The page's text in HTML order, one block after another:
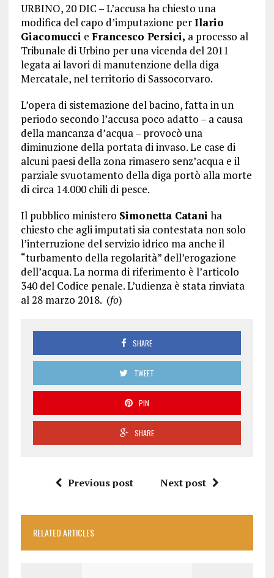
URBINO, 20 DIC – L’accusa ha chiesto una
modifica del capo d’imputazione perIlario
Giacomucci e Francesco Persici, a processo al
Tribunale di Urbino per una vicenda del 2011
legata ai lavori di manutenzione della diga
Mercatale, nel territorio di Sassocorvaro.
L’opera di sistemazione del bacino, fatta in un
periodo secondo l’accusa poco adatto – a causa
della mancanza d’acqua – provocò una
diminuzione della portata di invaso. Le case di
alcuni paesi della zona rimasero senz’acqua e il
parziale svuotamento della diga portò alla morte
di circa 14.000 chili di pesce.
Il pubblico ministero Simonetta Catani ha
chiesto che agli imputati sia contestata non solo
l’interruzione del servizio idrico ma anche il
“turbamento della regolarità” dell’erogazione
dell’acqua. La norma di riferimento è l’articolo
340 del Codice penale. L’udienza è stata rinviata
al 28 marzo 2018. (fo)
SHARE
TWEET
PIN
SHARE
Previous post Next post
RELATED ARTICLES